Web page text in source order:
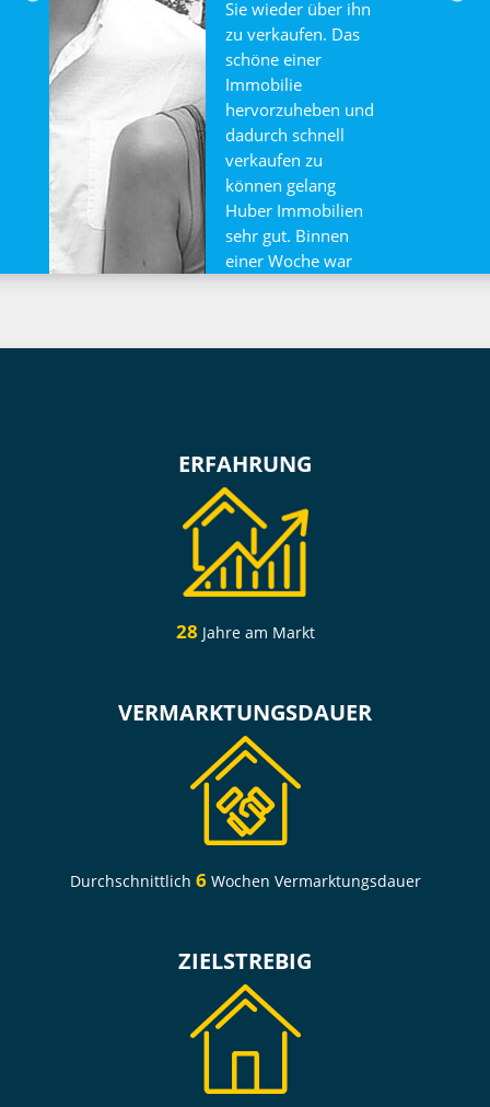
Sie wieder über ihn
zu verkaufen. Das
schöne einer
Immobilie
hervorzuheben und
dadurch schnell
verkaufen zu
können gelang
Huber Immobilien
sehr gut. Binnen
einer Woche war
ERFAHRUNG
28 Jahre am Markt
VERMARKTUNGSDAUER
Durchschnittlich 6Wochen Vermarktungsdauer
ZIELSTREBIG